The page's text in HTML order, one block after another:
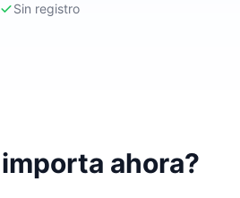
Sin registro
ahora?